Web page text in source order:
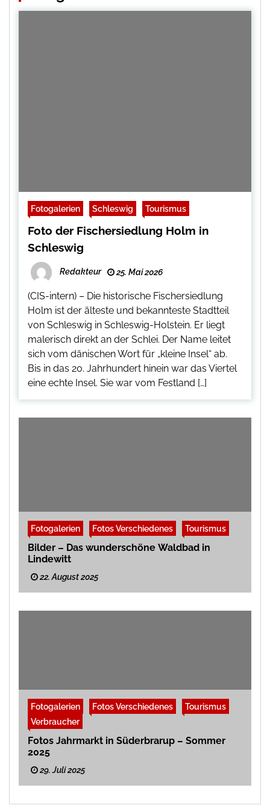
Fotogalerien Schleswig Tourismus
Foto der Fischersiedlung Holm in
Schleswig
Redakteur 25. Mai 2026
(CIS-intern) – Die historische Fischersiedlung
Holm ist der älteste und bekannteste Stadtteil
von Schleswig in Schleswig-Holstein. Er liegt
malerisch direkt an der Schlei. Der Name leitet
sich vom dänischen Wort für „kleine Insel“ ab.
Bis in das 20. Jahrhundert hinein war das Viertel
eine echte Insel. Sie war vom Festland […]
Fotogalerien Fotos Verschiedenes Tourismus
Bilder – Das wunderschöne Waldbad in
Lindewitt
22. August 2025
Fotogalerien Fotos Verschiedenes
Tourismus
Verbraucher
Fotos Jahrmarkt in Süderbrarup – Sommer
2025
29. Juli 2025